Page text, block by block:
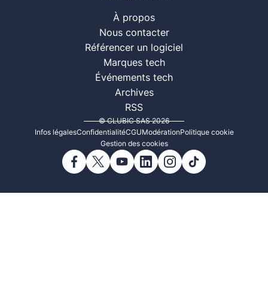
À propos
Nous contacter
Référencer un logiciel
Marques tech
Événements tech
Archives
RSS
© CLUBIC SAS 2026
Infos légalesConfidentialitéCGUModérationPolitique cookie
Gestion des cookies